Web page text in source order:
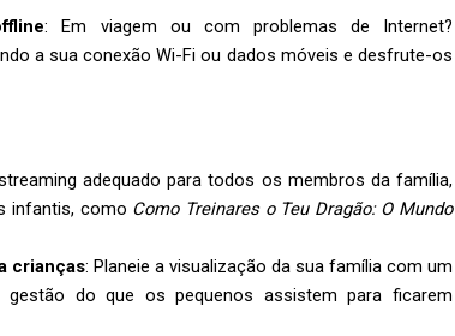
: Em viagem ou com problemas de Internet?
a sua conexão Wi-Fi ou dados móveis e desfrute-os
adequado para todos os membros da família,
infantis, como Como Treinares o Teu Dragão: O Mundo
crianças: Planeie a visualização da sua família com um
do que os pequenos assistem para ficarem